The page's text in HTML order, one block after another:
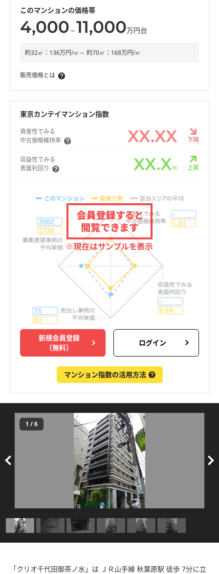
このマンションの価格帯
4,000 ～11,000万円台
約32㎡：136万円/㎡～ 約70㎡：168万円/㎡
販売価格とは
東京カンテイマンション指数
資産性でみる
中古価格維持率
XX.XX 下降
収益性でみる
表面利回り
XX.X% 上昇
新規会員登録
（無料）
ログイン
マンション指数の活用方法
1 /6
「クリオ千代田御茶ノ水」は ＪＲ山手線 秋葉原駅 徒歩 7分に立